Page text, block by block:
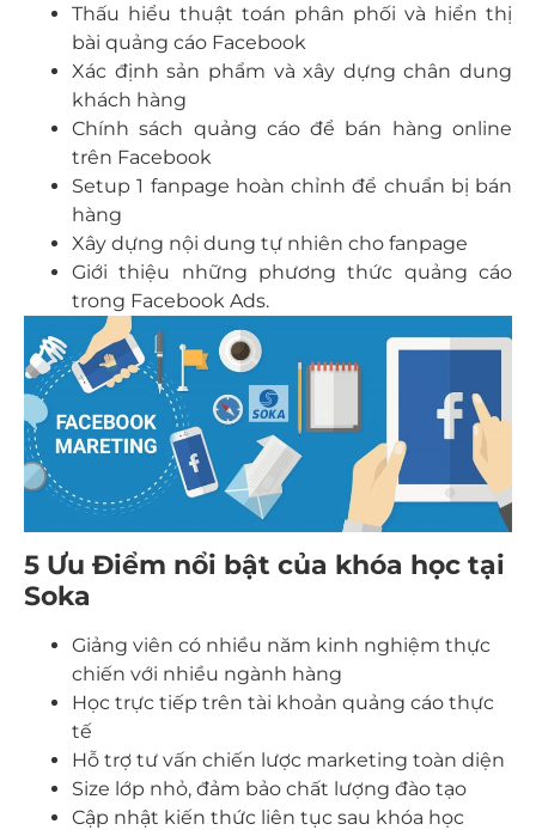
Thấu hiểu thuật toán phân phối và hiển thị
bài quảng cáo Facebook
Xác định sản phẩm và xây dựng chân dung
khách hàng
Chính sách quảng cáo để bán hàng online
trên Facebook
Setup 1 fanpage hoàn chỉnh để chuẩn bị bán
hàng
Xây dựng nội dung tự nhiên cho fanpage
Giới thiệu những phương thức quảng cáo
trong Facebook Ads.
5 Ưu Điểm nổi bật của khóa học tại
Soka
Giảng viên có nhiều năm kinh nghiệm thực
chiến với nhiều ngành hàng
Học trực tiếp trên tài khoản quảng cáo thực
tế
Hỗ trợ tư vấn chiến lược marketing toàn diện
Size lớp nhỏ, đảm bảo chất lượng đào tạo
Cập nhật kiến thức liên tục sau khóa học